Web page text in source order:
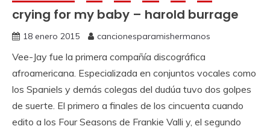
crying for my baby – harold burrage
18 enero 2015 cancionesparamishermanos
Vee-Jay fue la primera compañía discográfica
afroamericana. Especializada en conjuntos vocales como
los Spaniels y demás colegas del dudúa tuvo dos golpes
de suerte. El primero a finales de los cincuenta cuando
edito a los Four Seasons de Frankie Valli y, el segundo